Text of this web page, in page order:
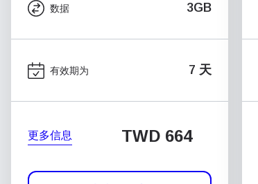
数据 3GB
有效期为 7 天
更多信息 TWD 664